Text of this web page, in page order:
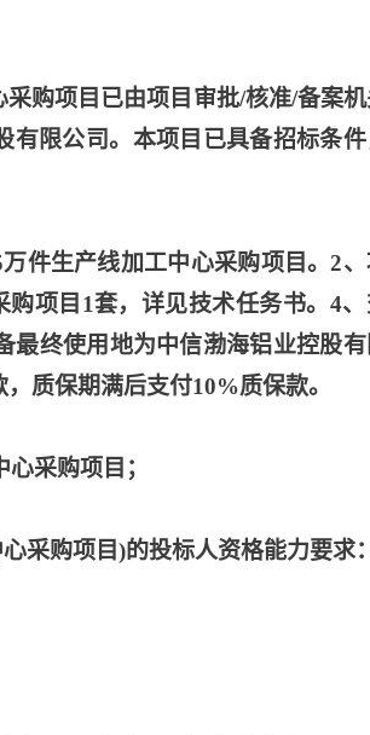
购项目已由项目审批/核准/备案
有限公司。本项目已具备招标条
件生产线加工中心采购项目。2、
项目1套，详见技术任务书。4
最终使用地为中信渤海铝业控股
质保期满后支付10%质保款。
采购项目；
采购项目)的投标人资格能力要求：